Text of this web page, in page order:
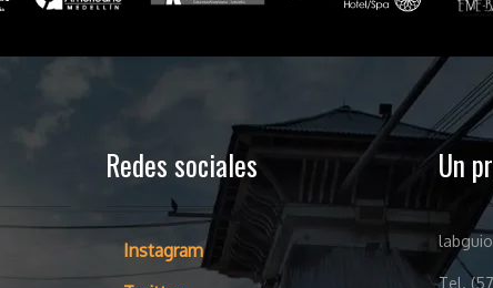
Redes sociales
Instagram
Un
Tel.